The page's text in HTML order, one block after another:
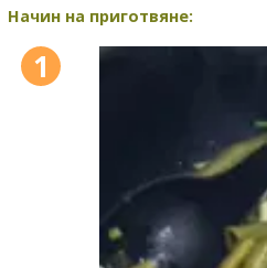
Начин на приготвяне:
1